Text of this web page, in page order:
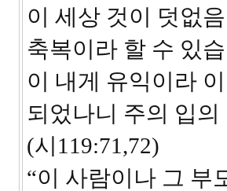
이 세상 것이 덧없
축복이라 할 수 있
이 내게 유익이라
되었나니 주의 입
(시119:71,72)
“이 사람이나 그 부